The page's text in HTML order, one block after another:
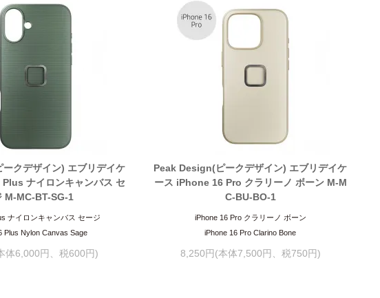
クデザイン) エブリデイケ
ナイロンキャンバス セ
M-MC-BT-SG-1
ナイロンキャンバス セージ
Plus Nylon Canvas Sage
体6,000円、税600円)
Peak Design(ピークデザイン) エブリデイケ
ース iPhone 16 Pro クラリーノ ボーン M-M
C-BU-BO-1
iPhone 16 Pro クラリーノ ボーン
iPhone 16 Pro Clarino Bone
8,250円(本体7,500円、税750円)